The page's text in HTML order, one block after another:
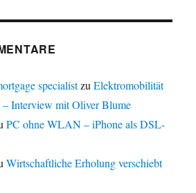
specialistzuElektromobilität
– Interview mit Oliver Blume
PC ohne WLAN – iPhone als DSL-
Wirtschaftliche Erholung verschiebt